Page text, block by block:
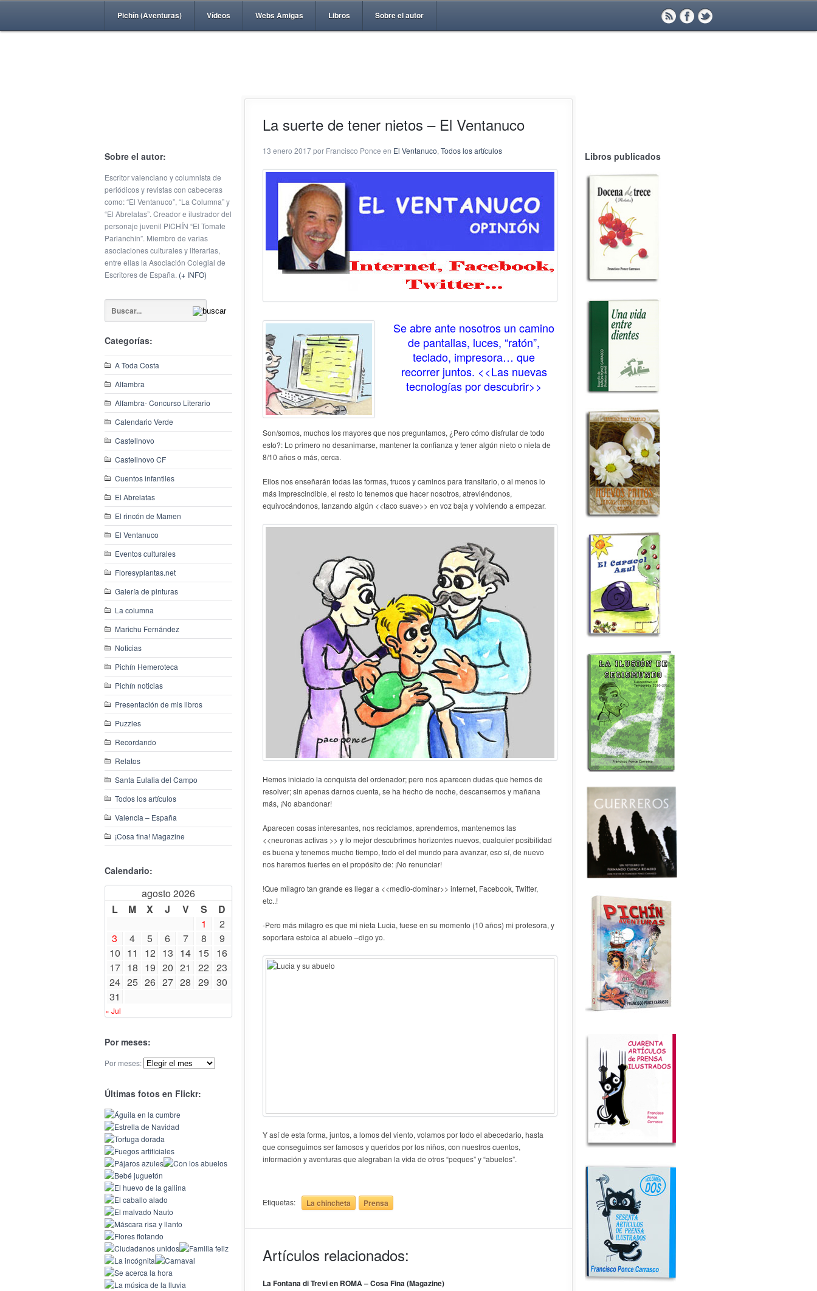
Pichín (Aventuras) Vídeos Webs Amigas Libros Sobre el autor
Sobre el autor:
Escritor valenciano y columnista de
periódicos y revistas con cabeceras
como: “El Ventanuco”, “La Columna” y
“El Abrelatas”. Creador e ilustrador del
personaje juvenil PICHÍN “El Tomate
Parlanchín”. Miembro de varias
asociaciones culturales y literarias,
entre ellas la Asociación Colegial de
Escritores de España. (+ INFO)
Categorías:
A Toda Costa
Alfambra
Alfambra- Concurso Literario
Calendario Verde
Castellnovo
Castellnovo CF
Cuentos infantiles
El Abrelatas
El rincón de Mamen
El Ventanuco
Eventos culturales
Floresyplantas.net
Galería de pinturas
La columna
Marichu Fernández
Noticias
Pichín Hemeroteca
Pichín noticias
Presentación de mis libros
Puzzles
Recordando
Relatos
Santa Eulalia del Campo
Todos los artículos
Valencia – España
¡Cosa fina! Magazine
Calendario:
agosto 2026
L
M X J V S
D
1
2
3
4 5 6 7 8
9
10 11 12 13 14 15 16
17 18 19 20 21 22 23
24 25 26 27 28 29 30
31
« Jul
Por meses:
Por meses:
Últimas fotos en Flickr:
Libros publicados
La suerte de tener nietos – El Ventanuco
13 enero 2017 por Francisco Ponce en El Ventanuco, Todos los artículos
Se abre ante nosotros un camino
de pantallas, luces, “ratón”,
teclado, impresora… que
recorrer juntos. <<Las nuevas
tecnologías por descubrir>>
Son/somos, muchos los mayores que nos preguntamos, ¿Pero cómo disfrutar de todo
esto?: Lo primero no desanimarse, mantener la confianza y tener algún nieto o nieta de
8/10 años o más, cerca.
Ellos nos enseñarán todas las formas, trucos y caminos para transitarlo, o al menos lo
más imprescindible, el resto lo tenemos que hacer nosotros, atreviéndonos,
equivocándonos, lanzando algún <<taco suave>> en voz baja y volviendo a empezar.
Hemos iniciado la conquista del ordenador; pero nos aparecen dudas que hemos de
resolver; sin apenas darnos cuenta, se ha hecho de noche, descansemos y mañana
más, ¡No abandonar!
Aparecen cosas interesantes, nos reciclamos, aprendemos, mantenemos las
<<neuronas activas >> y lo mejor descubrimos horizontes nuevos, cualquier posibilidad
es buena y tenemos mucho tiempo, todo el del mundo para avanzar, eso sí, de nuevo
nos haremos fuertes en el propósito de: ¡No renunciar!
!Que milagro tan grande es llegar a <<medio-dominar>> internet, Facebook, Twitter,
etc..!
-Pero más milagro es que mi nieta Lucia, fuese en su momento (10 años) mi profesora, y
soportara estoica al abuelo –digo yo.
Y así de esta forma, juntos, a lomos del viento, volamos por todo el abecedario, hasta
que conseguimos ser famosos y queridos por los niños, con nuestros cuentos,
información y aventuras que alegraban la vida de otros “peques” y “abuelos”.
Etiquetas: La chincheta Prensa
Artículos relacionados:
La Fontana di Trevi en ROMA – Cosa Fina (Magazine)